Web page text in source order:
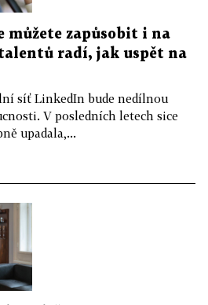
můžete zapůsobit i na
radí, jak uspět na
síť LinkedIn bude nedílnou
V posledních letech sice
upadala,...